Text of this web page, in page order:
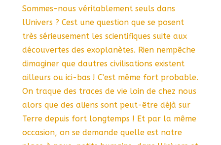
Sommes-nous véritablement seuls dans
lUnivers ? Cest une question que se posent
très sérieusement les scientifiques suite aux
découvertes des exoplanètes. Rien nempêche
dimaginer que dautres civilisations existent
ailleurs ou ici-bas ! C’est même fort probable.
On traque des traces de vie loin de chez nous
alors que des aliens sont peut-être déjà sur
Terre depuis fort longtemps ! Et par la même
occasion, on se demande quelle est notre